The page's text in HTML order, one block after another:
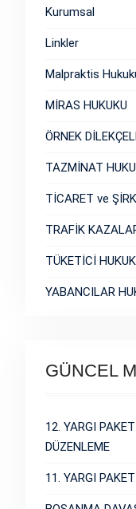
Kurumsal
Linkler
Malpraktis
MİRAS HUKUKU
ÖRNEK
TAZMİNAT
TİCARET ve
TRAFİK
TÜKETİCİ
YABANCILAR
GÜNCEL
12. YARGI
DÜZENLEME
11. YARGI PAKETİ